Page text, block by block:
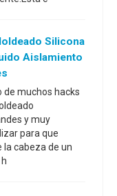
Silicona
Aislamiento
de muchos hacks
y muy
para que
la cabeza de un